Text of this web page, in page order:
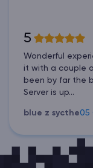
5
Wonderful
it with a couple
been by far the
Server is up...
blue z sycthe05